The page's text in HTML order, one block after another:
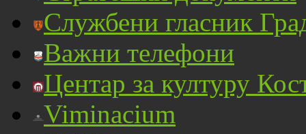
Службени гласник
Важни телефони
Центар за културу
Viminacium